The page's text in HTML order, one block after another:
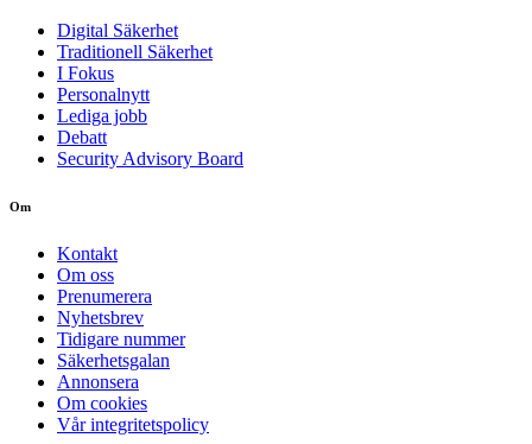
Digital Säkerhet
Traditionell Säkerhet
I Fokus
Personalnytt
Lediga jobb
Debatt
Security Advisory Board
Om
Kontakt
Om oss
Prenumerera
Nyhetsbrev
Tidigare nummer
Säkerhetsgalan
Annonsera
Om cookies
Vår integritetspolicy